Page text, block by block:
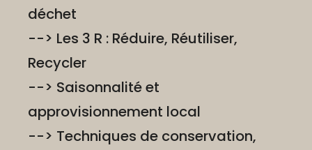
déchet
--> Les 3 R : Réduire, Réutiliser,
Recycler
--> Saisonnalité et
approvisionnement local
--> Techniques de conservation,